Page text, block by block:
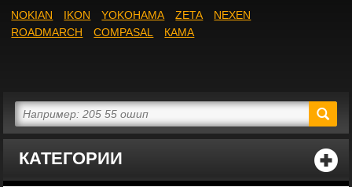
КАТЕГОРИИ
NOKIAN IKON YOKOHAMA ZETA
NEXEN
ROADMARCH
COMPASAL КАМА